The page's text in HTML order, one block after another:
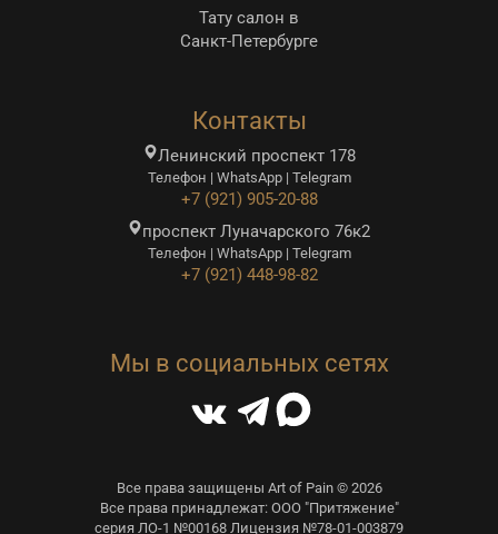
Тату салон в
Санкт-Петербурге
Контакты
Ленинский проспект 178
Телефон | WhatsApp | Telegram
+7 (921) 905-20-88
проспект Луначарского 76к2
Телефон | WhatsApp | Telegram
+7 (921) 448-98-82
Мы в социальных сетях
Все права защищены Art of Pain © 2026
Все права принадлежат: ООО "Притяжение"
серия ЛО-1 №00168 Лицензия №78-01-003879